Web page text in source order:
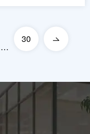
…
30